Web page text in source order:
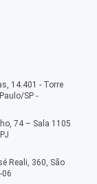
14.401 - Torre
SP -
74 – Sala 1105
Reali, 360, São
06